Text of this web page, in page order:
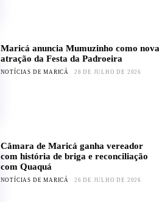
Maricá anuncia Mumuzinho como nova
atração da Festa da Padroeira
NOTÍCIAS DE MARICÁ 28 DE JULHO DE 2026
Câmara de Maricá ganha vereador
com história de briga e reconciliação
com Quaquá
NOTÍCIAS DE MARICÁ 26 DE JULHO DE 2026